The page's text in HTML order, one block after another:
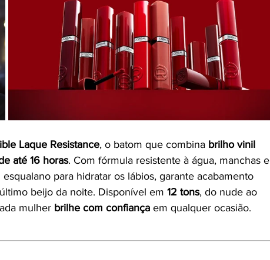
Laque Resistance, o batom que combina brilho vinil
até 16 horas. Com fórmula resistente à água, manchas e
para hidratar os lábios, garante acabamento
beijo da noite. Disponível em 12 tons, do nude ao
mulher brilhe com confiança em qualquer ocasião.